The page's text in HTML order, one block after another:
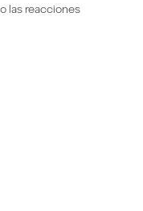
las reacciones